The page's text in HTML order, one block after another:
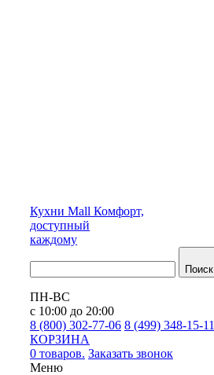
Кухни Mall Комфорт,
доступный
каждому
Поиск
ПН-ВС
с 10:00 до 20:00
8 (800) 302-77-06 8 (499) 348-15-11
КОРЗИНА
0 товаров. Заказать звонок
Меню